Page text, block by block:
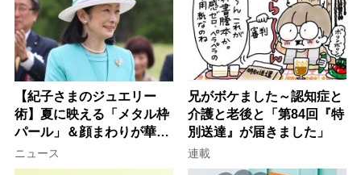
【紀子さまのジュエリー
術】夏に映える「メタル枠
パール」＆顔まわりが華や
ぐ「揺れる一粒」の使い分
け方
ニュース
兄がボケました～認知症と
介護と老後と「第84回『特
別送達』が届きました」
連載